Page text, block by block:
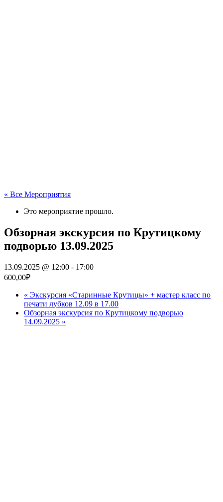
« Все Мероприятия
Это мероприятие прошло.
Обзорная экскурсия по Крутицкому
подворью 13.09.2025
13.09.2025 @ 12:00 - 17:00
600,00₽
« Экскурсия «Старинные Крутицы» + мастер класс по
печати лубков 12.09 в 17.00
Обзорная экскурсия по Крутицкому подворью
14.09.2025 »